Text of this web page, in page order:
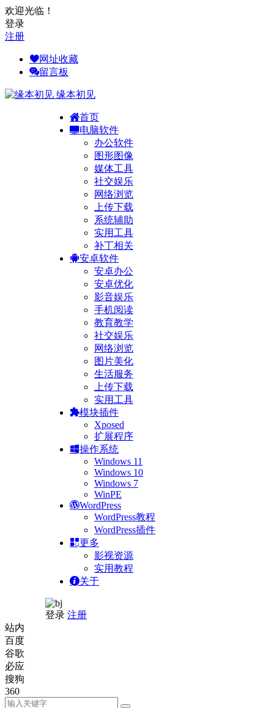
欢迎光临！
登录
注册
网址收藏
留言板
缘本初见
首页
电脑软件
办公软件
图形图像
媒体工具
社交娱乐
网络浏览
上传下载
系统辅助
实用工具
补丁相关
安卓软件
安卓办公
安卓优化
影音娱乐
手机阅读
教育教学
社交娱乐
网络浏览
图片美化
生活服务
上传下载
实用工具
模块插件
Xposed
扩展程序
操作系统
Windows 11
Windows 10
Windows 7
WinPE
WordPress
WordPress教程
WordPress插件
更多
影视资源
实用教程
关于
登录 注册
站内
百度
谷歌
必应
搜狗
360